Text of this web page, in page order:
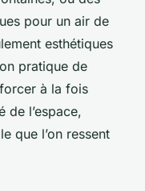
pour un air de
esthétiques
pratique de
à la fois
de l’espace,
que l’on ressent